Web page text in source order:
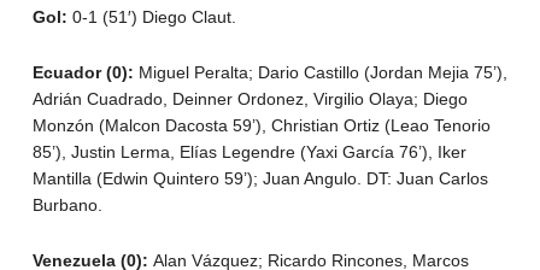
Gol: 0-1 (51′) Diego Claut.
Ecuador (0): Miguel Peralta; Dario Castillo (Jordan Mejia 75’),
Adrián Cuadrado, Deinner Ordonez, Virgilio Olaya; Diego
Monzón (Malcon Dacosta 59’), Christian Ortiz (Leao Tenorio
85’), Justin Lerma, Elías Legendre (Yaxi García 76’), Iker
Mantilla (Edwin Quintero 59’); Juan Angulo. DT: Juan Carlos
Burbano.
Venezuela (0): Alan Vázquez; Ricardo Rincones, Marcos